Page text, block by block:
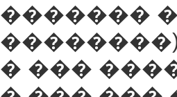
�������
� ���